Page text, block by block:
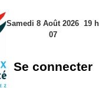
Samedi 8 Août 2026 19 h
07
Se connecter